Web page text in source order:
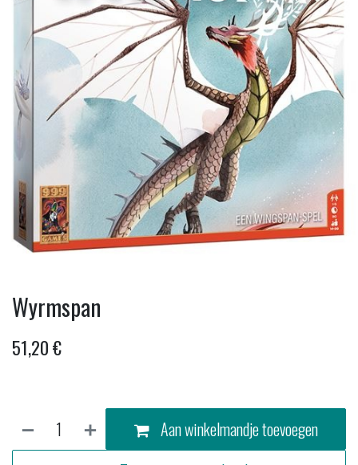
Wyrmspan
51,20€
Aan winkelmandje toevoegen